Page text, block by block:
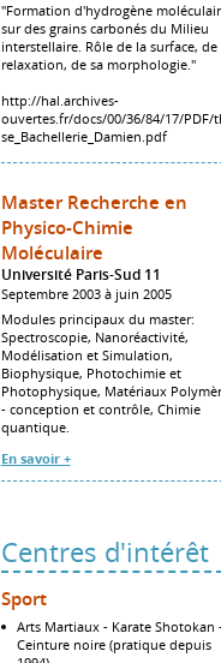
"Formation d'hydrogène
sur des grains carbonés du Milieu
interstellaire. Rôle de la surface, de
relaxation, de sa morphologie."
http://hal.archives-
ouvertes.fr/docs/00/36/84/17/PDF/
se_Bachellerie_Damien.pdf
Master Recherche en
Physico-Chimie
Moléculaire
Université Paris-Sud 11
Septembre 2003 à juin 2005
Modules principaux du master:
Spectroscopie, Nanoréactivité,
Modélisation et Simulation,
Biophysique, Photochimie et
Photophysique, Matériaux
- conception et contrôle, Chimie
quantique.
En savoir +
Centres d'intérêt
Sport
Arts Martiaux - Karate Shotokan
Ceinture noire (pratique depuis